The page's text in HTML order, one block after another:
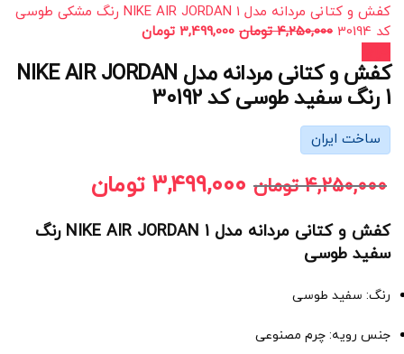
کفش و کتانی مردانه مدل NIKE AIR JORDAN 1 رنگ مشکی طوسی
کد 30194
4,250,000 تومان 3,499,000 تومان
کفش و کتانی مردانه مدل NIKE AIR JORDAN
1 رنگ سفید طوسی کد 30192
ساخت ایران
4,250,000 تومان 3,499,000 تومان
کفش و کتانی مردانه مدل NIKE AIR JORDAN 1 رنگ
سفید طوسی
رنگ: سفید طوسی
جنس رویه: چرم مصنوعی